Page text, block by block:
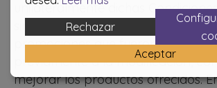
unilateralmente dichas
sin que ello pueda afectar a los
promociones que fueron
previamente a la modificación,
mejorar los productos ofrecidos.
Rechazar
Aceptar